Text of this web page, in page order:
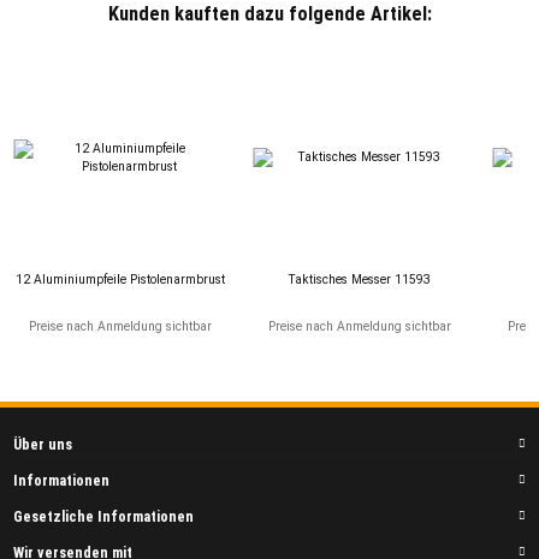
Kunden kauften dazu folgende Artikel:
12 Aluminiumpfeile Pistolenarmbrust
Preise nach Anmeldung sichtbar
Taktisches Messer 11593
Preise nach Anmeldung sichtbar
Über uns
Informationen
Gesetzliche Informationen
Wir versenden mit